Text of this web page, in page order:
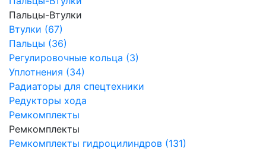
Пальцы-Втулки
Втулки (67)
Пальцы (36)
Регулировочные кольца (3)
Уплотнения (34)
Радиаторы для спецтехники
Редукторы хода
Ремкомплекты
Ремкомплекты
Ремкомплекты гидроцилиндров (131)